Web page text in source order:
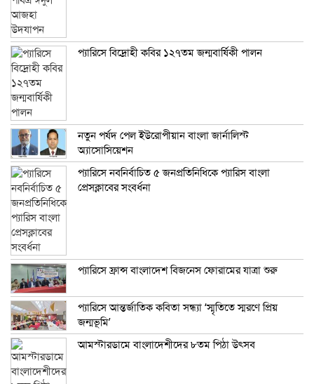
প্যারিসে বিদ্রোহী কবির ১২৭তম জন্মবার্ষিকী পালন
নতুন পর্ষদ পেল ইউরোপীয়ান বাংলা জার্নালিস্ট
অ্যাসোসিয়েশন
প্যারিসে নবনির্বাচিত ৫ জনপ্রতিনিধিকে প্যারিস বাংলা
প্রেসক্লাবের সংবর্ধনা
প্যারিসে ফ্রান্স বাংলাদেশ বিজনেস ফোরামের যাত্রা শুরু
প্যারিসে আন্তর্জাতিক কবিতা সন্ধ্যা ‘স্মৃতিতে স্মরণে প্রিয়
জন্মভূমি’
আমস্টারডামে বাংলাদেশীদের ৮তম পিঠা উৎসব